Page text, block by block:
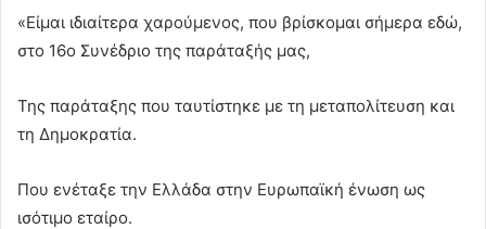
«Είμαι ιδιαίτερα χαρούμενος, που βρίσκομαι σήμερα εδώ,
στο 16ο Συνέδριο της παράταξής μας,
Της παράταξης που ταυτίστηκε με τη μεταπολίτευση και
τη Δημοκρατία.
Που ενέταξε την Ελλάδα στην Ευρωπαϊκή ένωση ως
ισότιμο εταίρο.